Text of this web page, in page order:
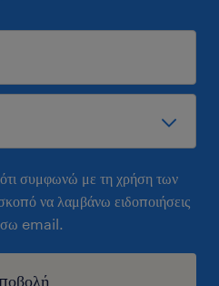
συμφωνώ με τη χρήση των
να λαμβάνω ειδοποιήσεις
email.